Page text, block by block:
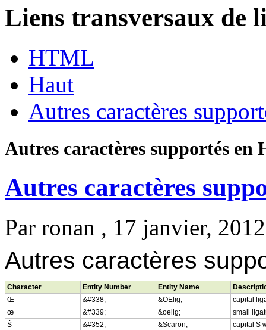
Liens transversaux de
HTML
Haut
Autres caractères
Autres caractères supportés en
Autres caractères
Par ronan , 17 janvier, 2012
Autres caractères
Character Entity Number Entity Name
Œ
&#338; &OElig;
capital
œ
&#339; &oelig;
small
Š
&#352; &Scaron;
capital S